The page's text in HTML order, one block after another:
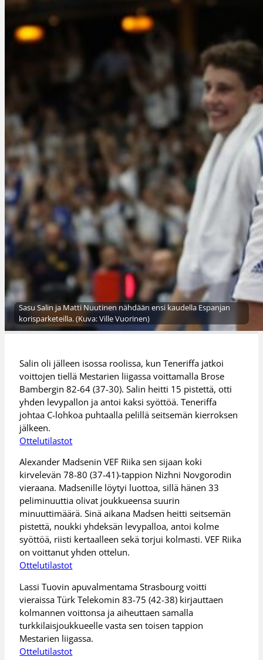
Sasu Salin ja Matti Nuutinen nähdään ensi kaudella Espanjan
korisparketeilla. (Kuva: Ville Vuorinen)
Salin oli jälleen isossa roolissa, kun Teneriffa jatkoi
voittojen tiellä Mestarien liigassa voittamalla Brose
Bambergin 82-64 (37-30). Salin heitti 15 pistettä, otti
yhden levypallon ja antoi kaksi syöttöä. Teneriffa
johtaa C-lohkoa puhtaalla pelillä seitsemän kierroksen
jälkeen.
Ottelutilastot
Alexander Madsenin VEF Riika sen sijaan koki
kirvelevän 78-80 (37-41)-tappion Nizhni Novgorodin
vieraana. Madsenille löytyi luottoa, sillä hänen 33
peliminuuttia olivat joukkueensa suurin
minuuttimäärä. Sinä aikana Madsen heitti seitsemän
pistettä, noukki yhdeksän levypalloa, antoi kolme
syöttöä, riisti kertaalleen sekä torjui kolmasti. VEF Riika
on voittanut yhden ottelun.
Ottelutilastot
Lassi Tuovin apuvalmentama Strasbourg voitti
vieraissa Türk Telekomin 83-75 (42-38) kirjauttaen
kolmannen voittonsa ja aiheuttaen samalla
turkkilaisjoukkueelle vasta sen toisen tappion
Mestarien liigassa.
Ottelutilastot